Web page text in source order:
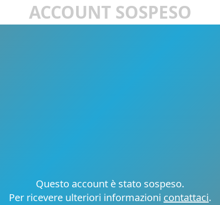
ACCOUNT SOSPESO
Questo account è stato sospeso.
Per ricevere ulteriori informazioni contattaci.